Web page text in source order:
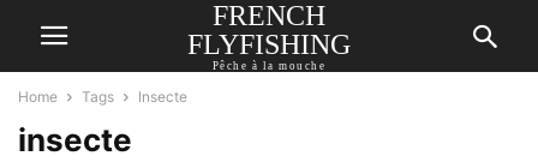
FRENCH
FLYFISHING
Pêche à la mouche
Home Tags Insecte
insecte